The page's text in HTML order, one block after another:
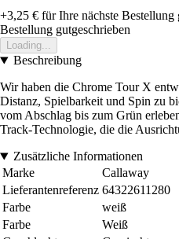
+3,25 € für Ihre nächste Bestellung
Bestellung gutgeschrieben
Loading...
Beschreibung
Wir haben die Chrome Tour X
Distanz, Spielbarkeit und Spin zu
vom Abschlag bis zum Grün
Track-Technologie, die die
Zusätzliche Informationen
Marke
Callaway
Lieferantenreferenz 64322611280
Farbe
weiß
Farbe
Weiß